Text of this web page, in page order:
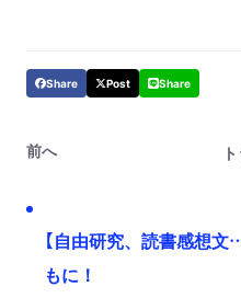
Share Post Share
前へ
【自由研究、読書感想
もに！